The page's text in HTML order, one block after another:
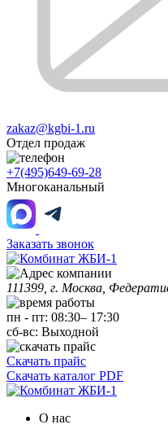
zakaz@kgbi-1.ru
Отдел продаж
+7(495)649-69-28
Многоканальный
Заказать звонок
111399, г. Москва,
пн - пт: 08:30– 17:30
сб-вс: Выходной
Скачать прайс
Скачать каталог PDF
О нас